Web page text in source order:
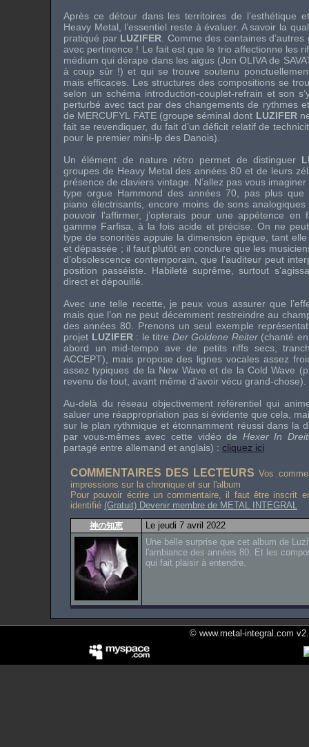
Après ce détour dans les territoires de l’esthétique
Heavy Metal, l’essentiel reste à évaluer. A savoir la
pratiqué par LUZIFER . Comme des centaines
avec pertinence ! Le fait est que le trio affectionne les
médium qui dérape dans les aigus (Jon OLIVAde
à coup sûr !) et qui se trouve soutenu
mais efficaces. Les structures des compositions se
selon un schéma introduction-couplet-refrain et son
perturbé avec tact par des changements de rythmes
de MERCUFYL FATE(groupe séminal dont LUZIFER
fait se revendiquer, du fait d’un déficit relatif de
pour le premier mini-lp des Danois).
Un élément de nature rétro permet de distinguer
groupes de Heavy Metal des années 80 et de leurs
présence de claviers vintage. N’allez pas vous
type orgue Hammond des années 70, pas plus que
piano électrisants, encore moins de sons
pouvoir l’affirmer, j’opterais pour une appétence
gamme Farfisa, à la fois acide et précise. On ne
type de sonorités appuie la dimension épique, tant
et dépassée ; il faut plutôt en conclure que les
d’obsolescence contemporain, que l’auditeur peut
position passéiste. Habileté suprême, surtout
direct et dépouillé.
Avec une telle recette, je peux vous assurer que
mais que l’on ne peut décemment restreindre au
des années 80. Prenons un seul exemple
projet LUZIFER: le titre Der Goldene Reiter(chanté en
abord un mid-tempo ave de petits riffs secs,
ACCEPT), mais propose des lignes vocales assez
assez typiques de la New Wave et de la Cold Wave
revenu de tout, avant même d’avoir vécu grand-chose).
Au-delà du réseau objectivement référentiel qui
saluer une réappropriation pas si évidente que cela,
sur le plan rythmique et étonnamment réussi dans la
par vous-mêmes avec cette vidéo de Hexer In
partagé entre allemand et anglais) : cliquez ici
COMMENTAIRES DES LECTEURS Vos
impressions sur la chronique et sur l'album
Pour pouvoir écrire un commentaire, il faut être inscrit
identifié (Gratuit) Devenir membre de METAL INTEGRAL
神の知恵
Le jeudi 7 avril 2022
Une belle surprise que cet album de
l'ambiance des années 80. Et les
qui fait plaisir à entendre.
© www.metal-integral.com